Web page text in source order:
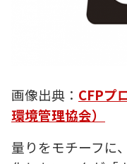
画像出典： CFPプ
環境管理協会）
量りをモチーフに